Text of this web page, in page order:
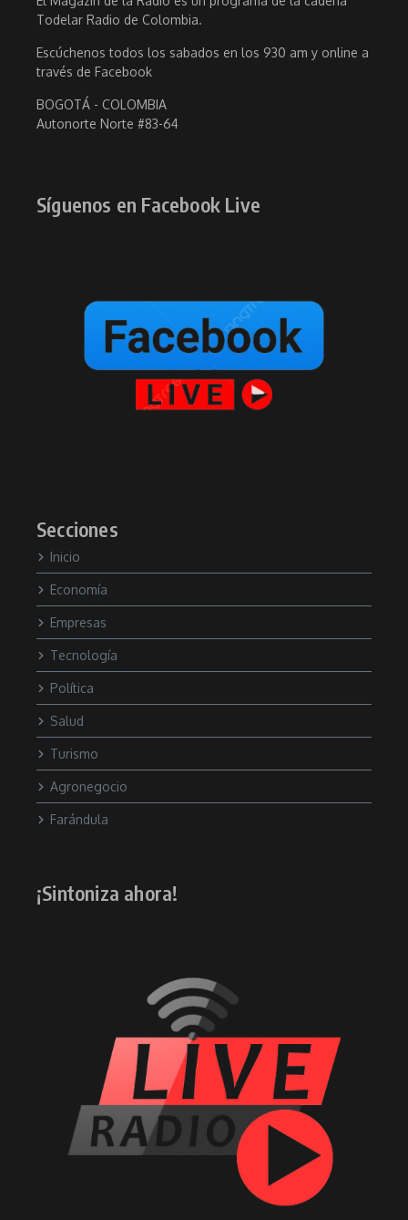
Todelar Radio de Colombia.
Escúchenos todos los sabados en los 930 am y online a
través de Facebook
BOGOTÁ - COLOMBIA
Autonorte Norte #83-64
Síguenos en Facebook Live
Secciones
Inicio
Economía
Empresas
Tecnología
Política
Salud
Turismo
Agronegocio
Farándula
¡Sintoniza ahora!